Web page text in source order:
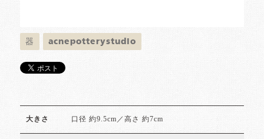
器 acnepotterystudio
大きさ 口径 約9.5cm／高さ 約7cm